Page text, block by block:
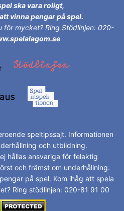
ska vara roligt,
vinna pengar på spel.
för mycket? Ring Stödlinjen: 020-
speltipssajt. Informationen
och utbildning.
hållas ansvariga för felaktig
och främst om underhållning.
på spel. Kom ihåg att spela
Ring stödlinjen: 020-81 91 00